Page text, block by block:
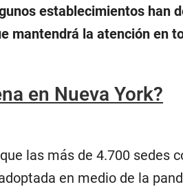
establecimientos han
mantendrá la atención en
en Nueva York?
las más de 4.700 sedes
en medio de la